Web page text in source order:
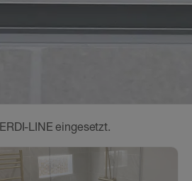
LINE eingesetzt.